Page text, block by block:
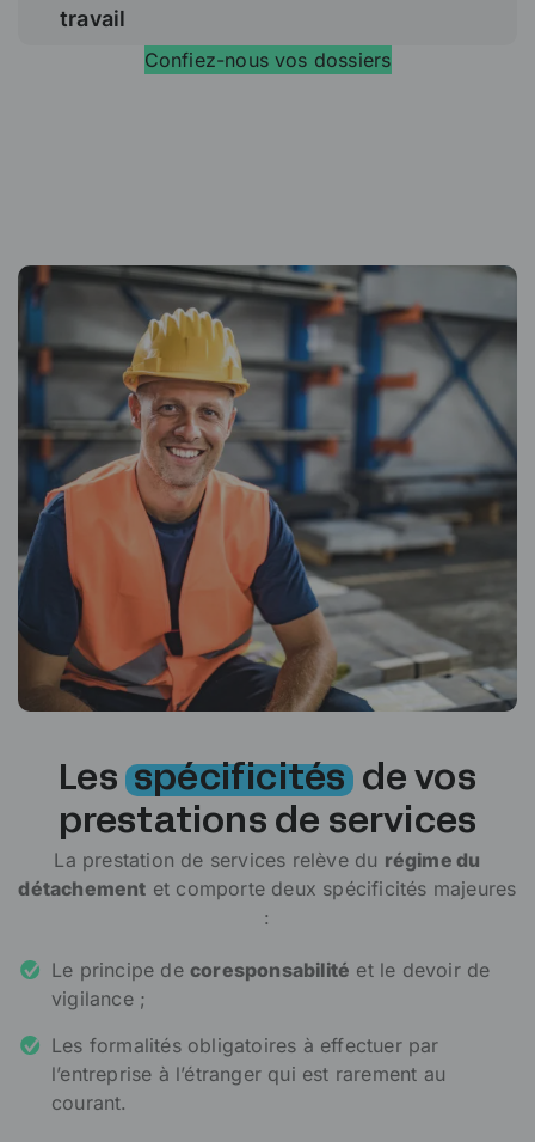
travail
Confiez-nous vos dossiers
Les spécificités de vos
prestations de services
La prestation de services relève du régime du
détachement et comporte deux spécificités majeures
:
Le principe de coresponsabilité et le devoir de
vigilance ;
Les formalités obligatoires à effectuer par
l’entreprise à l’étranger qui est rarement au
courant.